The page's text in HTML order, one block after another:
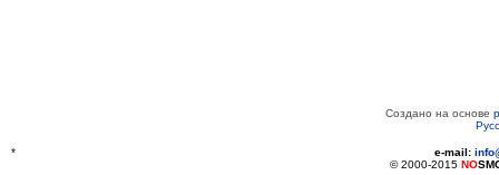
Создано на основе
* e-mail:
© 2000-2015 NO